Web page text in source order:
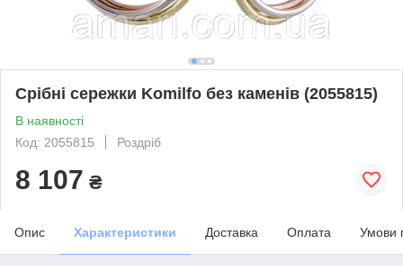
Срібні сережки Komilfo без каменів (2055815)
В наявності
Код: 2055815
Роздріб
8 107 ₴
Опис Характеристики Доставка Оплата Умови